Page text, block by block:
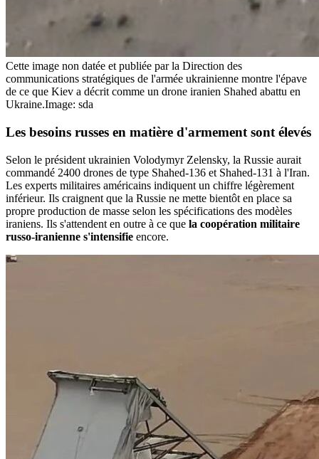
Cette image non datée et publiée par la Direction des
communications stratégiques de l'armée ukrainienne montre l'épave
de ce que Kiev a décrit comme un drone iranien Shahed abattu en
Ukraine.Image: sda
Les besoins russes en matière d'armement sont élevés
Selon le président ukrainien Volodymyr Zelensky, la Russie aurait
commandé 2400 drones de type Shahed-136 et Shahed-131 à l'Iran.
Les experts militaires américains indiquent un chiffre légèrement
inférieur. Ils craignent que la Russie ne mette bientôt en place sa
propre production de masse selon les spécifications des modèles
iraniens. Ils s'attendent en outre à ce que la coopération militaire
russo-iranienne s'intensifie encore.